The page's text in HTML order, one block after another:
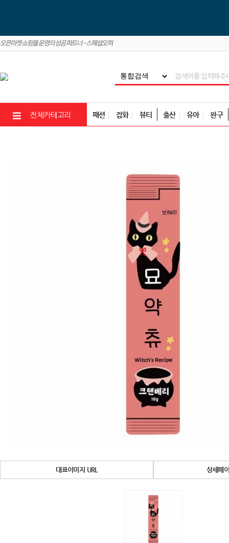
전체카테고리 패션 잡화 뷰티 출산 유아 완구
대표이미지 URL 상세페